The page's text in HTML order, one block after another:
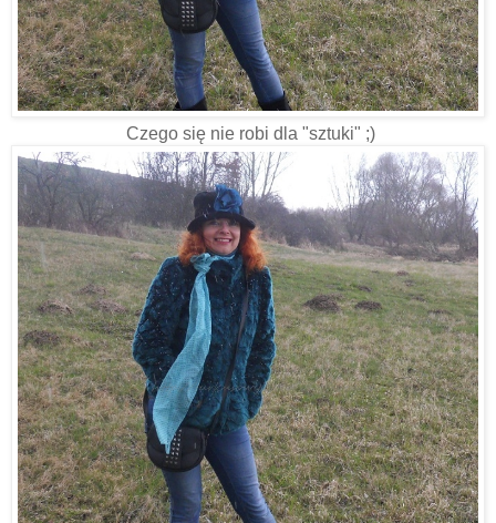
Czego się nie robi dla "sztuki" ;)